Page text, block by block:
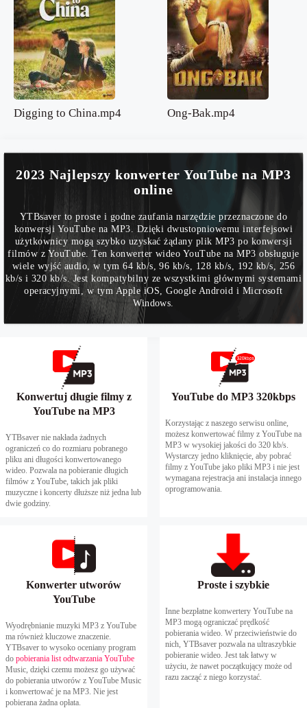
Digging to China.mp4 Ong-Bak.mp4
2023 Najlepszy konwerter YouTube na MP3
online
YTBsaver to proste i godne zaufania narzędzie przeznaczone do
konwersji YouTube na MP3. Dzięki dwustopniowemu interfejsowi
użytkownicy mogą szybko uzyskać żądany plik MP3 po konwersji
filmów z YouTube. Ten konwerter wideo YouTube na MP3 obsługuje
wiele wyjść audio, w tym 64 kb/s, 96 kb/s, 128 kb/s, 192 kb/s, 256
kb/s i 320 kb/s. Jest kompatybilny ze wszystkimi głównymi systemami
operacyjnymi, w tym Apple iOS, Google Android i Microsoft
Windows.
Konwertuj długie filmy z
YouTube na MP3
YTBsaver nie nakłada żadnych
ograniczeń co do rozmiaru pobranego
pliku ani długości konwertowanego
wideo. Pozwala na pobieranie długich
filmów z YouTube, takich jak pliki
muzyczne i koncerty dłuższe niż jedna lub
dwie godziny.
YouTube do MP3 320kbps
Korzystając z naszego serwisu online,
możesz konwertować filmy z YouTube na
MP3 w wysokiej jakości do 320 kb/s.
Wystarczy jedno kliknięcie, aby pobrać
filmy z YouTube jako pliki MP3 i nie jest
wymagana rejestracja ani instalacja innego
oprogramowania.
Konwerter utworów
YouTube
Wyodrębnianie muzyki MP3 z YouTube
ma również kluczowe znaczenie.
YTBsaver to wysoko oceniany program
do pobierania list odtwarzania YouTube
Music, dzięki czemu możesz go używać
do pobierania utworów z YouTube Music
i konwertować je na MP3. Nie jest
pobierana żadna opłata.
Proste i szybkie
Inne bezpłatne konwertery YouTube na
MP3 mogą ograniczać prędkość
pobierania wideo. W przeciwieństwie do
nich, YTBsaver pozwala na ultraszybkie
pobieranie wideo. Jest tak łatwy w
użyciu, że nawet początkujący może od
razu zacząć z niego korzystać.